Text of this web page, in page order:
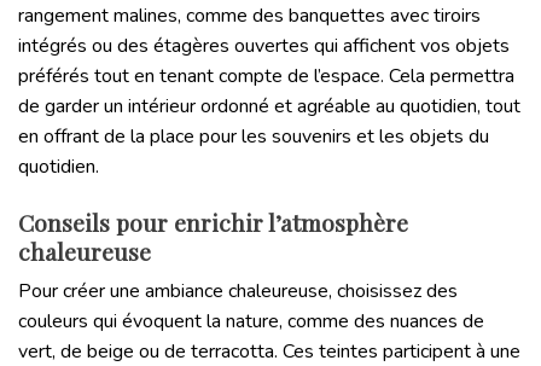
rangement malines, comme des banquettes avec tiroirs
intégrés ou des étagères ouvertes qui affichent vos objets
préférés tout en tenant compte de l’espace. Cela permettra
de garder un intérieur ordonné et agréable au quotidien, tout
en offrant de la place pour les souvenirs et les objets du
quotidien.
Conseils pour enrichir l’atmosphère
chaleureuse
Pour créer une ambiance chaleureuse, choisissez des
couleurs qui évoquent la nature, comme des nuances de
vert, de beige ou de terracotta. Ces teintes participent à une